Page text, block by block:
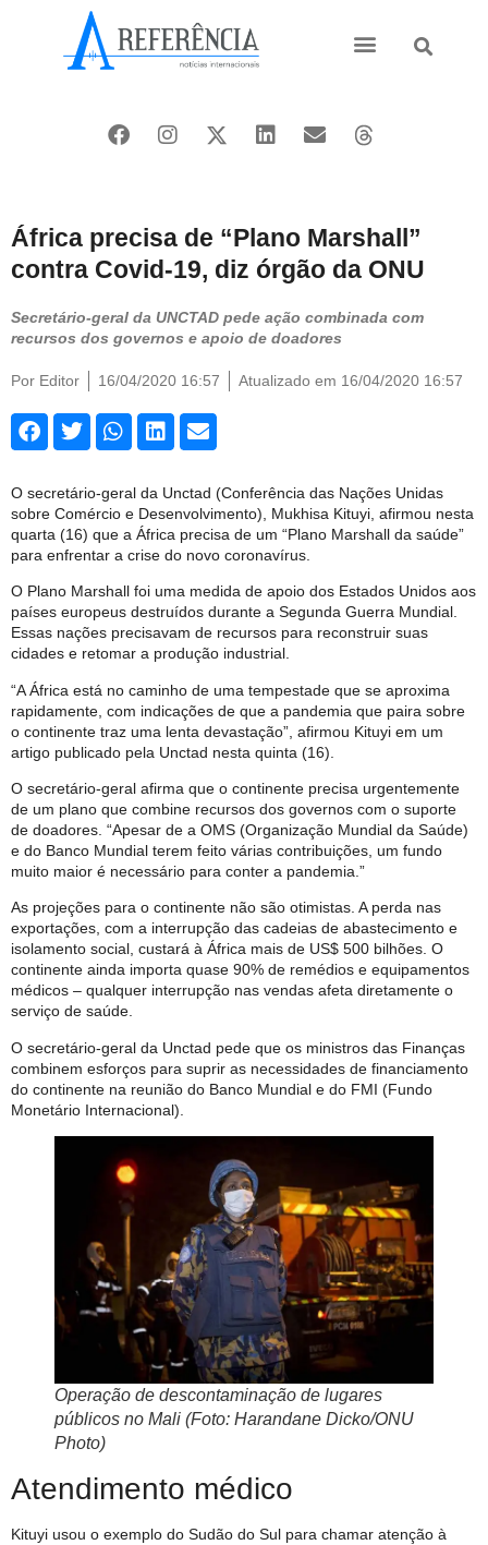
África precisa de “Plano Marshall”
contra Covid-19, diz órgão da ONU
Secretário-geral da UNCTAD pede ação combinada com
recursos dos governos e apoio de doadores
Por Editor 16/04/2020 16:57 Atualizado em 16/04/2020 16:57
O secretário-geral da Unctad (Conferência das Nações Unidas
sobre Comércio e Desenvolvimento), Mukhisa Kituyi, afirmou nesta
quarta (16) que a África precisa de um “Plano Marshall da saúde”
para enfrentar a crise do novo coronavírus.
O Plano Marshall foi uma medida de apoio dos Estados Unidos aos
países europeus destruídos durante a Segunda Guerra Mundial.
Essas nações precisavam de recursos para reconstruir suas
cidades e retomar a produção industrial.
“A África está no caminho de uma tempestade que se aproxima
rapidamente, com indicações de que a pandemia que paira sobre
o continente traz uma lenta devastação”, afirmou Kituyi em um
artigo publicado pela Unctad nesta quinta (16).
O secretário-geral afirma que o continente precisa urgentemente
de um plano que combine recursos dos governos com o suporte
de doadores. “Apesar de a OMS (Organização Mundial da Saúde)
e do Banco Mundial terem feito várias contribuições, um fundo
muito maior é necessário para conter a pandemia.”
As projeções para o continente não são otimistas. A perda nas
exportações, com a interrupção das cadeias de abastecimento e
isolamento social, custará à África mais de US$ 500 bilhões. O
continente ainda importa quase 90% de remédios e equipamentos
médicos – qualquer interrupção nas vendas afeta diretamente o
serviço de saúde.
O secretário-geral da Unctad pede que os ministros das Finanças
combinem esforços para suprir as necessidades de financiamento
do continente na reunião do Banco Mundial e do FMI (Fundo
Monetário Internacional).
Operação de descontaminação de lugares
públicos no Mali (Foto: Harandane Dicko/ONU
Photo)
Atendimento médico
Kituyi usou o exemplo do Sudão do Sul para chamar atenção à